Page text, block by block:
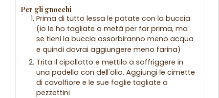
Per gli gnocchi
Prima di tutto lessa le patate con la buccia
(io le ho tagliate a metà per far prima, ma
se tieni la buccia assorbiranno meno acqua
e quindi dovrai aggiungere meno farina)
Trita il cipollotto e mettilo a soffriggere in
una padella con dell'olio. Aggiungi le cimette
di cavolfiore e le sue foglie tagliate a
pezzettini